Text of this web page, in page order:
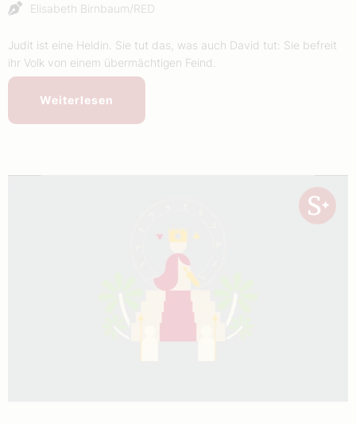
Elisabeth Birnbaum/RED
Judit ist eine Heldin. Sie tut das, was auch David tut: Sie befreit
ihr Volk von einem übermächtigen Feind.
Weiterlesen